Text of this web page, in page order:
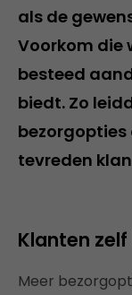
als de
Voorkom die
besteed
biedt. Zo
bezorgopties
tevreden
Klanten
Meer